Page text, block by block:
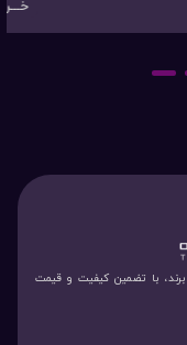
4
5
با تضمین کیفیت و قیمت